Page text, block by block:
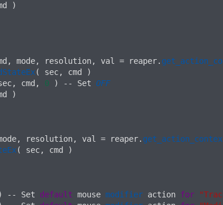
)
, mode, resolution, val = reaper.
( sec, cmd
)
, cmd , 0 ) -- Set OFF
)
, resolution, val = reaper.
( sec, cmd )
-- Set default mouse modifier action for